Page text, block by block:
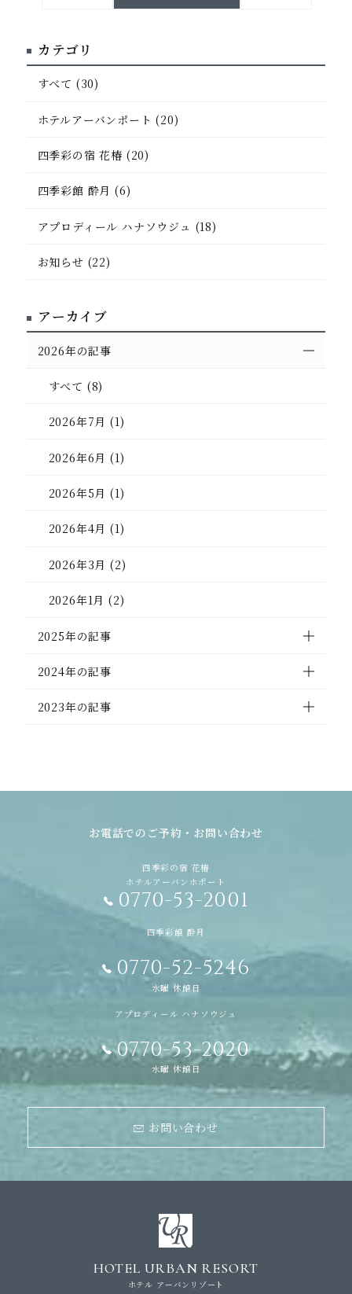
施設TOP
フレンチレストラン
アプロディール ハナソウジュ
総合TOP
お問い合わせ
カテゴリ
すべて (30)
ホテルアーバンポート (20)
四季彩の宿 花椿 (20)
四季彩館 酔月 (6)
アプロディール ハナソウジュ (18)
お知らせ (22)
アーカイブ
2026年の記事
すべて (8)
2026年7月 (1)
2026年6月 (1)
2026年5月 (1)
2026年4月 (1)
2026年3月 (2)
2026年1月 (2)
2025年の記事
2024年の記事
2023年の記事
お電話でのご予約・お問い合わせ
四季彩の宿 花椿
ホテルアーバンホポート
0770-53-2001
四季彩館 酔月
0770-52-5246
水曜 休館日
アプロディール ハナソウジュ
0770-53-2020
水曜 休館日
お問い合わせ
HOTEL URBAN RESORT
ホテル アーバンリゾート